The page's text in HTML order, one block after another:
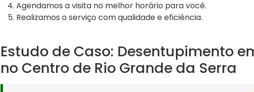
Agendamos a visita no melhor horário para você.
Realizamos o serviço com qualidade e eficiência.
Estudo de Caso: Desentupimento
no Centro de Rio Grande da Serra